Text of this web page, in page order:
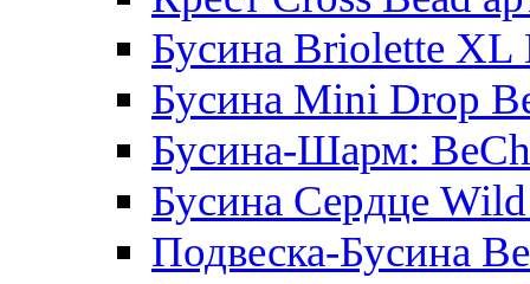
Бусина Briolette XL
Бусина Mini Drop
Бусина-Шарм:
Бусина Сердце
Подвеска-Бусина